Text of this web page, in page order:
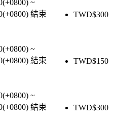
~
結束
TWD$300
~
結束
TWD$150
~
結束
TWD$300